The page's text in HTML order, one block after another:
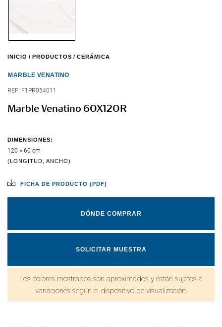
INICIO PRODUCTOS CERÁMICA
MARBLE VENATINO
REF: F1PR054011
Marble Venatino 60X120R
DIMENSIONES:
120 × 60 cm
(LONGITUD, ANCHO)
FICHA DE PRODUCTO (PDF)
DÓNDE COMPRAR
SOLICITAR MUESTRA
Los colores mostrados son aproximados y están sujetos a
variaciones según el dispositivo de visualización.